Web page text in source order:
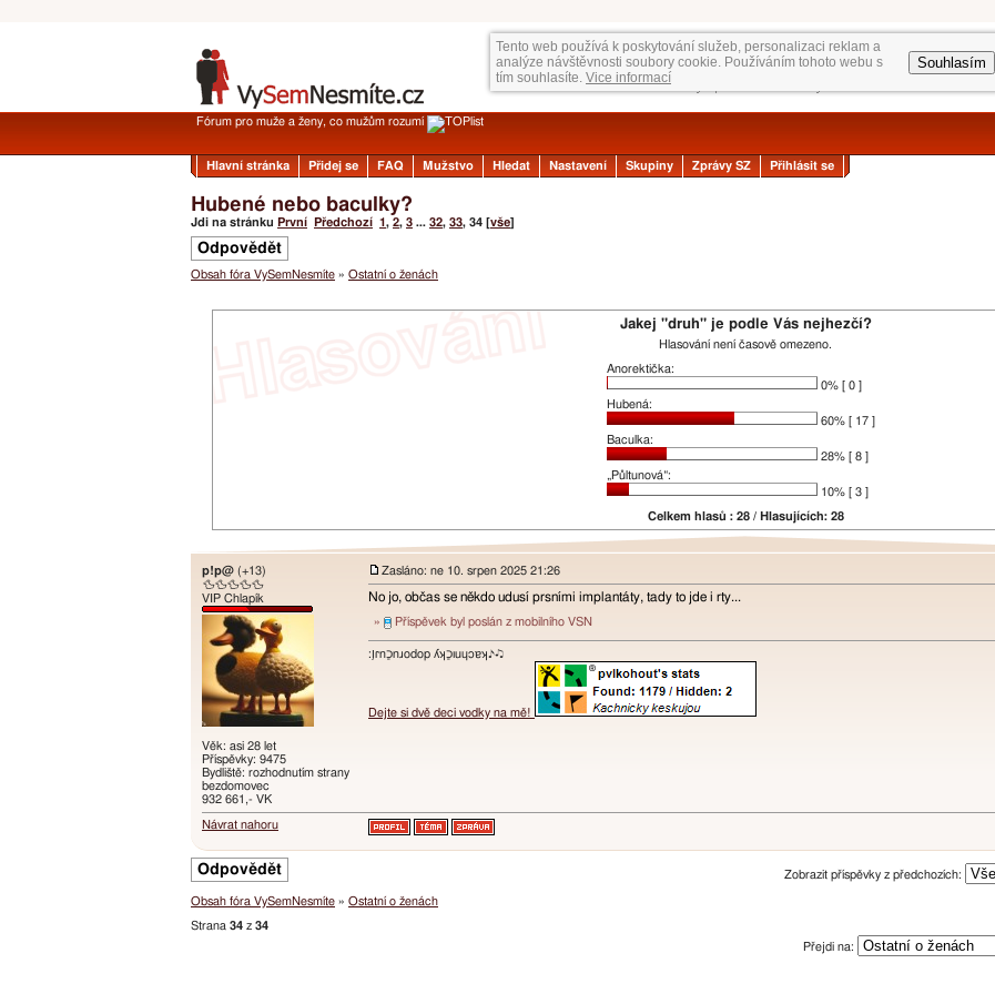
Tento web používá k poskytování služeb, personalizaci reklam a
analýze návštěvnosti soubory cookie. Používáním tohoto webu s
tím souhlasíte. Vice informací
Souhlasím
Fórum pro muže a ženy, co mužům rozumí
Hlavní stránka Přidej se FAQ Mužstvo Hledat Nastavení Skupiny Zprávy SZ Přihlásit se
Hubené nebo baculky?
Jdi na stránku První Předchozí 1, 2, 3 ... 32, 33, 34 [vše]
Odpovědět
Obsah fóra VySemNesmíte » Ostatní o ženách
Jakej "druh" je podle Vás nejhezčí?
Hlasování není časově omezeno.
Anorektička:
0% [ 0 ]
Hubená:
60% [ 17 ]
Baculka:
28% [ 8 ]
„Půltunová“:
10% [ 3 ]
Celkem hlasů : 28 / Hlasujících: 28
p!p@ (+13)
🦆🦆🦆🦆🦆
VIP Chlapík
Věk: asi 28 let
Příspěvky: 9475
Bydliště: rozhodnutím strany
bezdomovec
932 661,- VK
Zasláno: ne 10. srpen 2025 21:26
No jo, občas se někdo udusí prsními implantáty, tady to jde i rty...
» Příspěvek byl poslán z mobilního VSN
:ו֥ɾnכַnɹodop ʎʞכַıuɥɔɐʞ♪♫
Dejte si dvě deci vodky na mě!
Návrat nahoru
Zobrazit příspěvky z předchozích:
Přejdi na:
Odpovědět
Obsah fóra VySemNesmíte » Ostatní o ženách
Strana 34 z 34